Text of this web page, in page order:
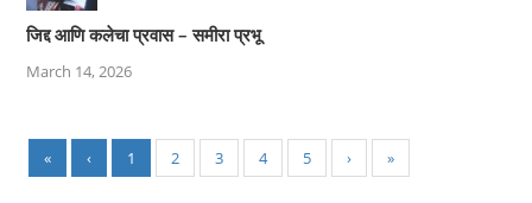
जिद्द आणि कलेचा प्रवास – समीरा प्रभू
March 14, 2026
« ‹ 1 2 3 4 5 › »